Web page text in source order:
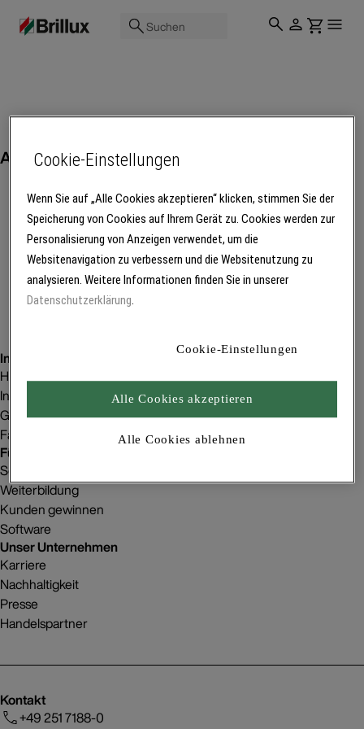
Suchen
Arbeitsschutz
Mehr Produkte laden
Inspiration
Homestorys
Innenraumgestaltung
Gebäudeprojekte
Fachbetriebsfinder
Für Betriebe
Service
Weiterbildung
Kunden gewinnen
Software
Unser Unternehmen
Karriere
Nachhaltigkeit
Presse
Handelspartner
Kontakt
+49 251 7188-0
Cookie-Einstellungen
Wenn Sie auf „Alle Cookies akzeptieren“ klicken, stimmen Sie der
Speicherung von Cookies auf Ihrem Gerät zu. Cookies werden zur
Personalisierung von Anzeigen verwendet, um die
Websitenavigation zu verbessern und die Websitenutzung zu
analysieren. Weitere Informationen finden Sie in unserer
Datenschutzerklärung.
Cookie-Einstellungen
Alle Cookies ablehnen
Alle Cookies akzeptieren